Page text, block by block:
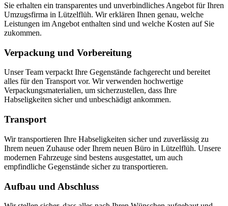
Sie erhalten ein transparentes und unverbindliches Angebot für Ihren
Umzugsfirma in Lützelflüh. Wir erklären Ihnen genau, welche
Leistungen im Angebot enthalten sind und welche Kosten auf Sie
zukommen.
Verpackung und Vorbereitung
Unser Team verpackt Ihre Gegenstände fachgerecht und bereitet
alles für den Transport vor. Wir verwenden hochwertige
Verpackungsmaterialien, um sicherzustellen, dass Ihre
Habseligkeiten sicher und unbeschädigt ankommen.
Transport
Wir transportieren Ihre Habseligkeiten sicher und zuverlässig zu
Ihrem neuen Zuhause oder Ihrem neuen Büro in Lützelflüh. Unsere
modernen Fahrzeuge sind bestens ausgestattet, um auch
empfindliche Gegenstände sicher zu transportieren.
Aufbau und Abschluss